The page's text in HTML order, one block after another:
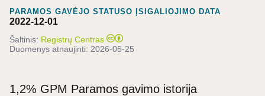
PARAMOS GAVĖJO STATUSO ĮSIGALIOJIMO DATA
2022-12-01
Šaltinis: Registrų Centras
Duomenys atnaujinti: 2026-05-25
1,2% GPM Paramos gavimo istorija